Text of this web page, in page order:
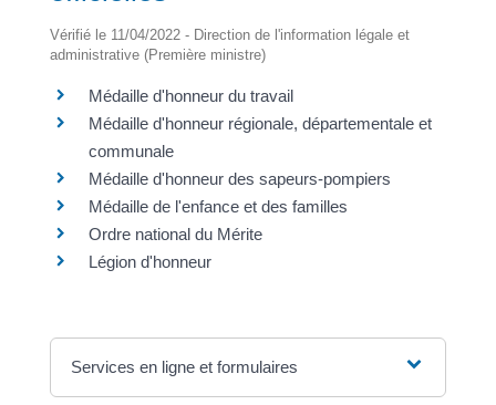
Vérifié le 11/04/2022 - Direction de l'information légale et
administrative (Première ministre)
Médaille d'honneur du travail
Médaille d'honneur régionale, départementale et
communale
Médaille d'honneur des sapeurs-pompiers
Médaille de l'enfance et des familles
Ordre national du Mérite
Légion d'honneur
Services en ligne et formulaires